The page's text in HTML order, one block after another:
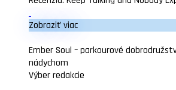
Zobraziť viac
Ember Soul – parkourové
nádychom
Výber redakcie